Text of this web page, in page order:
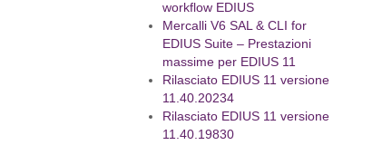
workflow EDIUS
Mercalli V6 SAL & CLI for
EDIUS Suite – Prestazioni
massime per EDIUS 11
Rilasciato EDIUS 11 versione
11.40.20234
Rilasciato EDIUS 11 versione
11.40.19830